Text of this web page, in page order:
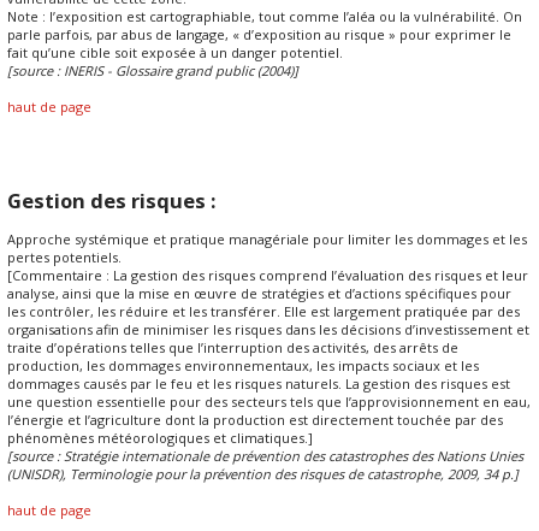
Note : l’exposition est cartographiable, tout comme l’aléa ou la vulnérabilité. On
parle parfois, par abus de langage, « d’exposition au risque » pour exprimer le
fait qu’une cible soit exposée à un danger potentiel.
[source : INERIS - Glossaire grand public (2004)]
haut de page
Gestion des risques :
Approche systémique et pratique managériale pour limiter les dommages et les
pertes potentiels.
[Commentaire : La gestion des risques comprend l’évaluation des risques et leur
analyse, ainsi que la mise en œuvre de stratégies et d’actions spécifiques pour
les contrôler, les réduire et les transférer. Elle est largement pratiquée par des
organisations afin de minimiser les risques dans les décisions d’investissement et
traite d’opérations telles que l’interruption des activités, des arrêts de
production, les dommages environnementaux, les impacts sociaux et les
dommages causés par le feu et les risques naturels. La gestion des risques est
une question essentielle pour des secteurs tels que l’approvisionnement en eau,
l’énergie et l’agriculture dont la production est directement touchée par des
phénomènes météorologiques et climatiques.]
[source : Stratégie internationale de prévention des catastrophes des Nations Unies
(UNISDR), Terminologie pour la prévention des risques de catastrophe, 2009, 34 p.]
haut de page